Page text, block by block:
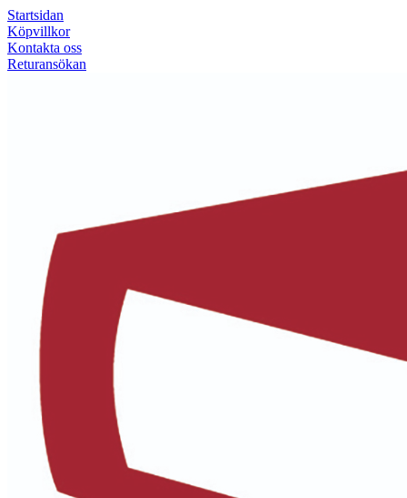
Startsidan
Köpvillkor
Kontakta oss
Returansökan